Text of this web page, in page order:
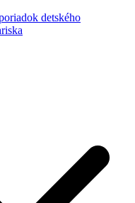
detského